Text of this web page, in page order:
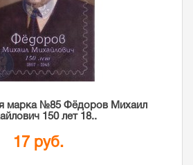
марка №85 Фёдоров Михаил
150 лет 18..
17 руб.